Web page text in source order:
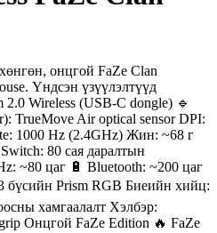
онцгой FaZe Clan
Үндсэн үзүүлэлтүүд
Wireless (USB-C dongle) 🔹
TrueMove Air optical sensor DPI:
1000 Hz (2.4GHz) Жин: ~68 г
80 сая даралтын
~80 цаг 🔋 Bluetooth: ~200 цаг
бүсийн Prism RGB Биеийн хийц:
хамгаалалт Хэлбэр:
Онцгой FaZe Edition 🔥 FaZe